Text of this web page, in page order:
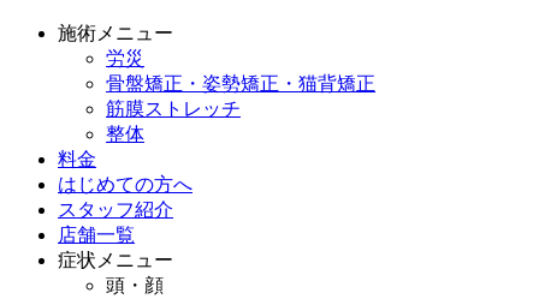
施術メニュー
労災
骨盤矯正・姿勢矯正・猫背矯正
筋膜ストレッチ
整体
料金
はじめての方へ
スタッフ紹介
店舗一覧
症状メニュー
頭・顔